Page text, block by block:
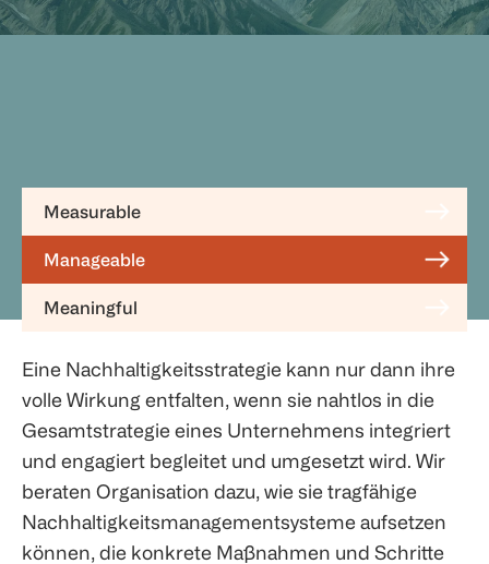
Measurable
Manageable
Meaningful
Eine Nachhaltigkeitsstrategie kann nur dann ihre
volle Wirkung entfalten, wenn sie nahtlos in die
Gesamtstrategie eines Unternehmens integriert
und engagiert begleitet und umgesetzt wird. Wir
beraten Organisation dazu, wie sie tragfähige
Nachhaltigkeitsmanagementsysteme aufsetzen
können, die konkrete Maßnahmen und Schritte